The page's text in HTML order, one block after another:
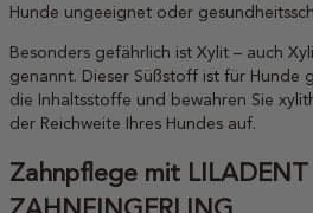
Hunde ungeeignet oder
Besonders gefährlich ist Xylit – auch
genannt. Dieser Süßstoff ist für Hunde
die Inhaltsstoffe und bewahren Sie
der Reichweite Ihres Hundes auf.
Zahnpflege mit LILADENT